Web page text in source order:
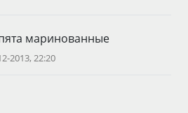
маринованные
2013, 22:20